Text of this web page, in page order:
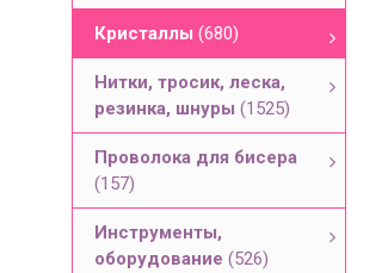
Кристаллы (680)
Нитки, тросик, леска,
резинка, шнуры (1525)
Проволока для бисера
(157)
Инструменты,
оборудование (526)